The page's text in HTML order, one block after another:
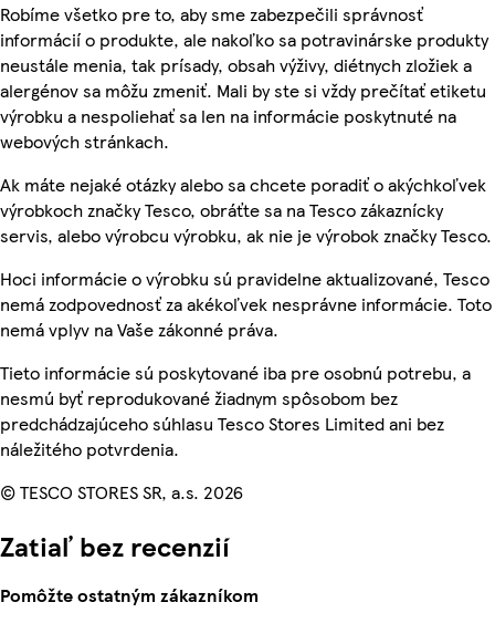
Robíme všetko pre to, aby sme zabezpečili správnosť
informácií o produkte, ale nakoľko sa potravinárske produkty
neustále menia, tak prísady, obsah výživy, diétnych zložiek a
alergénov sa môžu zmeniť. Mali by ste si vždy prečítať etiketu
výrobku a nespoliehať sa len na informácie poskytnuté na
webových stránkach.
Ak máte nejaké otázky alebo sa chcete poradiť o akýchkoľvek
výrobkoch značky Tesco, obráťte sa na Tesco zákaznícky
servis, alebo výrobcu výrobku, ak nie je výrobok značky Tesco.
Hoci informácie o výrobku sú pravidelne aktualizované, Tesco
nemá zodpovednosť za akékoľvek nesprávne informácie. Toto
nemá vplyv na Vaše zákonné práva.
Tieto informácie sú poskytované iba pre osobnú potrebu, a
nesmú byť reprodukované žiadnym spôsobom bez
predchádzajúceho súhlasu Tesco Stores Limited ani bez
náležitého potvrdenia.
© TESCO STORES SR, a.s. 2026
Zatiaľ bez recenzií
Pomôžte ostatným zákazníkom